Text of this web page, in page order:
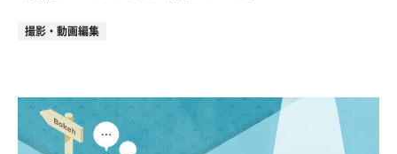
撮影・動画編集